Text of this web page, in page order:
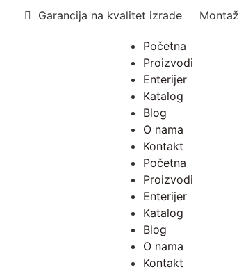
Garancija na kvalitet izrade
Početna
Proizvodi
Enterijer
Katalog
Blog
O nama
Kontakt
Početna
Proizvodi
Enterijer
Katalog
Blog
O nama
Kontakt